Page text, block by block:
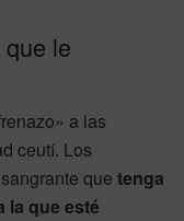
le
a las
ceutí. Los
que tenga
la que esté